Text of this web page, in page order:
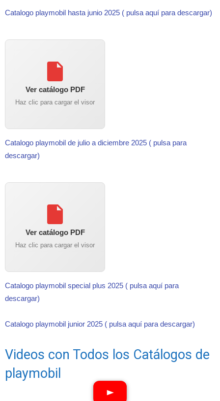
Catalogo playmobil hasta junio 2025 ( pulsa aquí para descargar)
Ver catálogo PDF
Haz clic para cargar el visor
Catalogo playmobil de julio a diciembre 2025 ( pulsa para
descargar)
Ver catálogo PDF
Haz clic para cargar el visor
Catalogo playmobil special plus 2025 ( pulsa aquí para
descargar)
Catalogo playmobil junior 2025 ( pulsa aquí para descargar)
Videos con Todos los Catálogos de
playmobil